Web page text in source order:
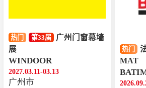
热门 第33届
广州门窗幕墙
展
WINDOOR
2027.03.11-03.13
广州市
热门
MAT